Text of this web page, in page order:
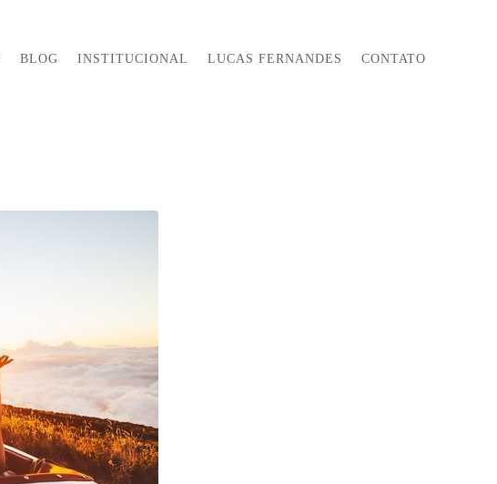
BLOG INSTITUCIONAL LUCAS FERNANDES CONTATO